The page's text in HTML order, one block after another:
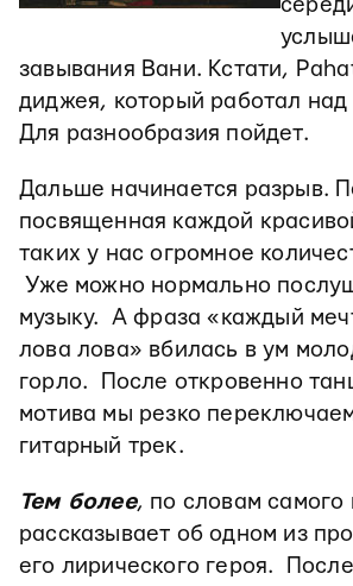
завывания Вани. Кстати,
диджея, который работал
Для разнообразия пойдет.
Дальше начинается разрыв.
посвященная каждой
таких у нас огромное
Уже можно нормально
музыку. А фраза «каждый
лова лова» вбилась в ум
горло. После откровенно
мотива мы резко
гитарный трек.
Тем более, по словам самого
рассказывает об одном из
его лирического героя.